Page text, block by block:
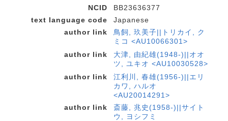
NCID
BB23636377
text language code
Japanese
author link
鳥飼, 玖美子||トリカイ, ク
ミコ <AU10066301>
author link
大津, 由紀雄(1948-)||オオ
ツ, ユキオ <AU10030528>
author link
江利川, 春雄(1956-)||エリ
カワ, ハルオ
<AU20014291>
author link
斎藤, 兆史(1958-)||サイト
ウ, ヨシフミ